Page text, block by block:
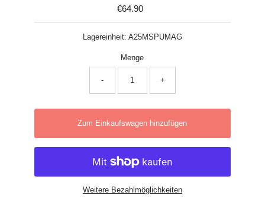
Regulärer
Preis
€64.90
Lagereinheit: A25MSPUMAG
Menge
- +
Zum Einkaufswagen hinzufügen
Weitere Bezahlmöglichkeiten